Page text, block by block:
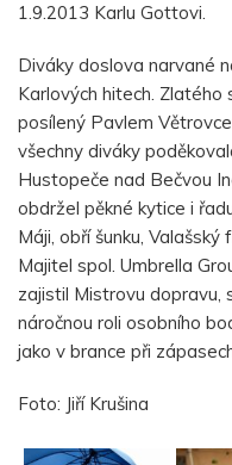
1.9.2013 Karlu Gottovi.
Diváky doslova narvané
Karlových hitech.
posílený Pavlem
všechny diváky
Hustopeče nad Bečvou
obdržel pěkné kytice i
Máji, obří šunku, Valašský
Majitel spol. Umbrella
zajistil Mistrovu dopravu,
náročnou roli osobního
jako v brance při
Foto: Jiří Krušina